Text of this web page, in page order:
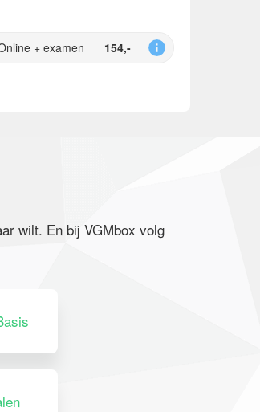
+ examen 154,-
wilt. En bij VGMbox volg